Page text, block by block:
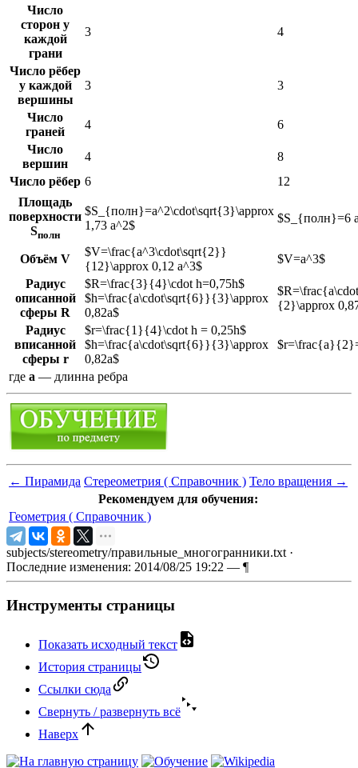
Число
сторон у
каждой
грани
3 4
Число рёбер
у каждой
вершины
3 3
Число
граней
4
6
Число
вершин
4
8
Число рёбер 6
12
Площадь
поверхности
Sполн
$S_{полн}=a^2\cdot\sqrt{3}\approx
1,73 a^2$
$S_{полн}=6
Объём V
$V=\frac{a^3\cdot\sqrt{2}}
{12}\approx 0,12 a^3$
$V=a^3$
Радиус
описанной
сферы R
$R=\frac{3}{4}\cdot h=0,75h$
$h=\frac{a\cdot\sqrt{6}}{3}\approx
0,82a$
{2}\approx
Радиус
вписанной
сферы r
$r=\frac{1}{4}\cdot h = 0,25h$
$h=\frac{a\cdot\sqrt{6}}{3}\approx
0,82a$
где a — длинна ребра
← Пирамида Стереометрия ( Справочник ) Тело вращения →
Рекомендуем для обучения:
Геометрия ( Справочник )
subjects/stereometry/правильные_многогранники.txt ·
Последние изменения: 2014/08/25 19:22 — ¶
Инструменты страницы
Показать исходный текст
История страницы
Ссылки сюда
Свернуть / развернуть всё
Наверх